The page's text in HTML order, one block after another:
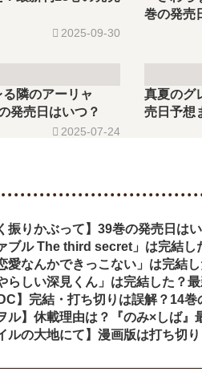
2025-09-30
巻の発売
る隣のアーリャ
発売日はいつ？
2025-07-24
真夏のグ
売日予想
振りかぶって】39巻の発売日は
ブル The third secret」は完結
愛なんかできっこない」は完結
らしい深見くん」は完結した？
】完結・打ち切りは誤解？14
ル】休載理由は？『のみ×しば
ルの大地にて】漫画版は打ち切